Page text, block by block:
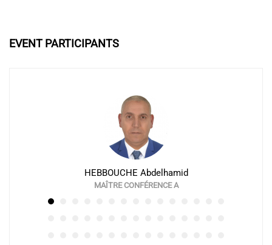
EVENT PARTICIPANTS
HEBBOUCHE Abdelhamid
MAÎTRE CONFÉRENCE A